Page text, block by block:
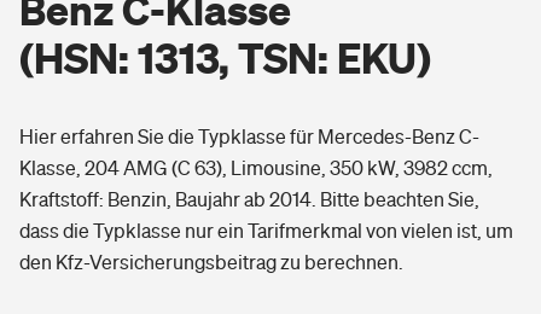
Arbeitsrechtsschutz
Berufshaftpflichtversicherung
Wohngebäudeversicherung
Hausratversicherung
Elementarversicherung
Photovoltaik
Pri­vate Haft­pflicht­
Rechts­schutz­ver­si­che­rung
Gesundheit
Private Krankenversicherung
(HSN: 1313, TSN: EKU)
Hier erfahren Sie die Typklasse für Mercedes-Benz C-
Klasse, 204 AMG (C 63), Limousine, 350 kW, 3982 ccm,
Kraftstoff: Benzin, Baujahr ab 2014. Bitte beachten Sie,
dass die Typklasse nur ein Tarifmerkmal von vielen ist, um
den Kfz-Versicherungsbeitrag zu berechnen.